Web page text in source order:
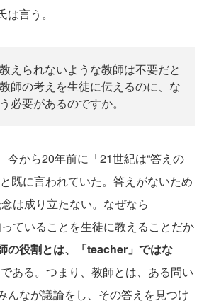
言う。
えられないような教師は不要だと
師の考えを生徒に伝えるのに、な
必要があるのですか。
今から20年前に「21世紀は“答えの
既に言われていた。答えがないため
は成り立たない。なぜなら
っていることを生徒に教えることだか
の役割とは、「teacher」ではな
である。つまり、教師とは、ある問い
んなが議論をし、その答えを見つけ